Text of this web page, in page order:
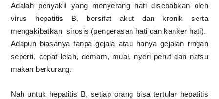
Adalah penyakit yang menyerang hati disebabkan oleh
virus hepatitis B, bersifat akut dan kronik serta
mengakibatkan sirosis (pengerasan hati dan kanker hati).
Adapun biasanya tanpa gejala atau hanya gejalan ringan
seperti, cepat lelah, demam, mual, nyeri perut dan nafsu
makan berkurang.
Nah untuk hepatitis B, setiap orang bisa tertular hepatitis